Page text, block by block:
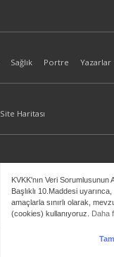
KVKK'nın Veri Sorumlusunun
Başlıklı 10.Maddesi
amaçlarla sınırlı olarak,
(cookies) kullanıyoruz. Daha
Sağlık Portre Yazarlar
Site Haritası